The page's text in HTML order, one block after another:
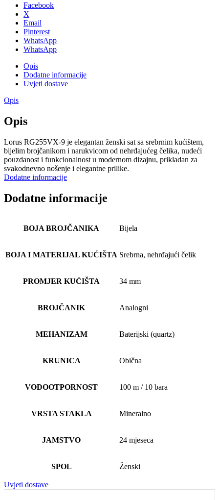
Facebook
X
Email
Pinterest
WhatsApp
WhatsApp
Opis
Dodatne informacije
Uvjeti dostave
Opis
Opis
Lorus RG255VX-9 je elegantan ženski sat sa srebrnim kućištem,
bijelim brojčanikom i narukvicom od nehrđajućeg čelika, nudeći
pouzdanost i funkcionalnost u modernom dizajnu, prikladan za
svakodnevno nošenje i elegantne prilike.
Dodatne informacije
Dodatne informacije
BOJA BROJČANIKA Bijela
BOJA I MATERIJAL KUĆIŠTA Srebrna, nehrđajući čelik
PROMJER KUĆIŠTA 34 mm
BROJČANIK Analogni
MEHANIZAM Baterijski (quartz)
KRUNICA Obična
VODOOTPORNOST 100 m / 10 bara
VRSTA STAKLA Mineralno
JAMSTVO 24 mjeseca
SPOL Ženski
Uvjeti dostave